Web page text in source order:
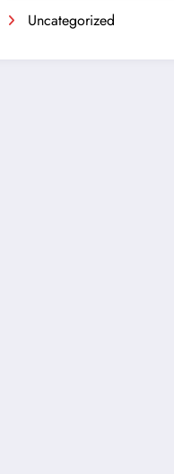
Uncategorized